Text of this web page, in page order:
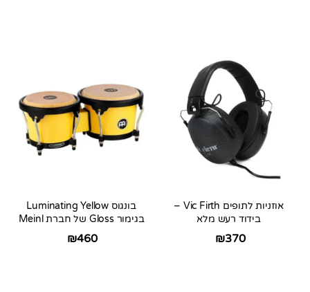
אוזניות לתופים Vic Firth –
בידוד רעש מלא
₪370
בונגוס Luminating Yellow
בגימור Gloss של חברת Meinl
₪460